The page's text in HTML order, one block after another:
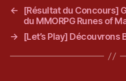
←
[Résultat du Concours]
du MMORPG Runes of
→
[Let’s Play] Découvrons